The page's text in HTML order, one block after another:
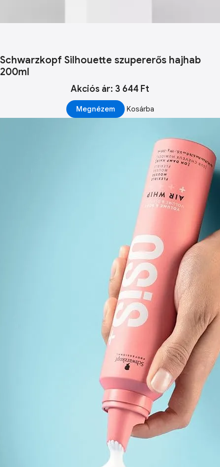
Schwarzkopf Silhouette szupererős hajhab
200ml
Akciós ár: 3 644 Ft
Megnézem Kosárba